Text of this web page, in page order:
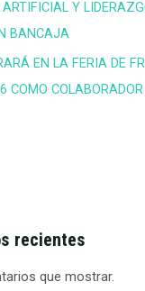
ARTIFICIAL Y
BANCAJA
EN LA FERIA DE
COMO
recientes
que mostrar.